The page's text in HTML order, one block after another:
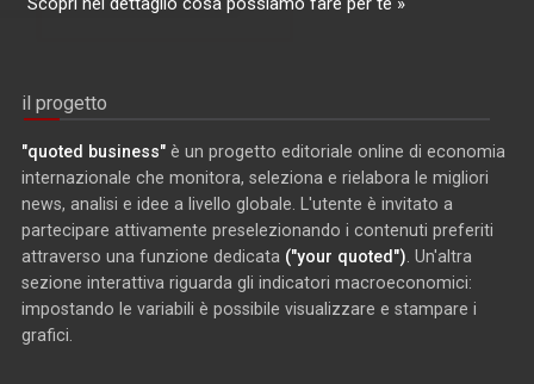
il progetto
"quoted business" è un progetto editoriale online di economia
internazionale che monitora, seleziona e rielabora le migliori
news, analisi e idee a livello globale. L'utente è invitato a
partecipare attivamente preselezionando i contenuti preferiti
attraverso una funzione dedicata ("your quoted") . Un'altra
sezione interattiva riguarda gli indicatori macroeconomici:
impostando le variabili è possibile visualizzare e stampare i
grafici.